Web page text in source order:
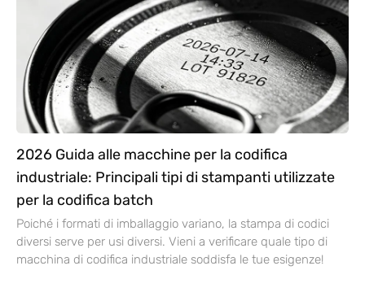
2026 Guida alle macchine per la codifica
industriale: Principali tipi di stampanti utilizzate
per la codifica batch
Poiché i formati di imballaggio variano, la stampa di codici
diversi serve per usi diversi. Vieni a verificare quale tipo di
macchina di codifica industriale soddisfa le tue esigenze!